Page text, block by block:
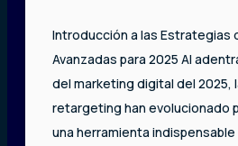
Introducción a las Estrategias
Avanzadas para 2025 Al
del marketing digital del
retargeting han evolucionado
una herramienta